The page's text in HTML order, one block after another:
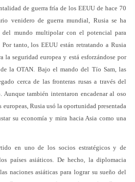
de guerra fría de los EEUU de hace 70
venidero de guerra mundial, Rusia se ha
del mundo multipolar con el potencial para
tanto, los EEUU están retratando a Rusia
la seguridad europea y está esforzándose por
la OTAN. Bajo el mando del Tío Sam, las
cerca de las fronteras rusas a través del
Aunque también intentaron encadenar al oso
europeas, Rusia usó la oportunidad presentada
su economía y mira hacia Asia como una
en uno de los socios estratégicos y de
países asiáticos. De hecho, la diplomacia
naciones asiáticas para lograr su sueño del